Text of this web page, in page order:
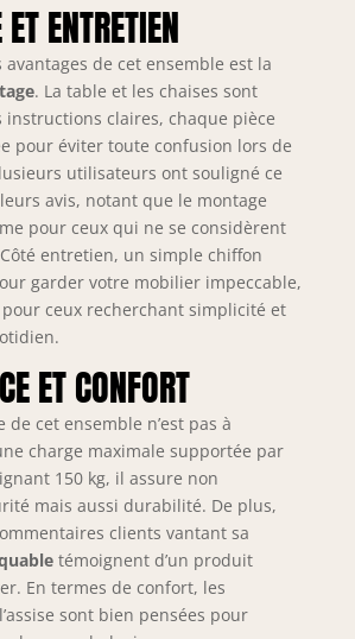
antidérapants sous
tous les pieds pour
rendre la table et
la chaise plus
stables. 🍷
【Convient pour
une famille】Ce lot
de table comprend
une table carrée et
quatre chaises qui
répondent à la
plupart des
aliments et de la
vaisselle et
conviennent très
bien à un usage
familial. 🍷
【Apparence
simple】 Le design
de cette vaisselle
est moderne et
simple, et le
design de couleur
ENTRETIEN
avantages de cet ensemble est la
. La table et les chaises sont
instructions claires, chaque pièce
pour éviter toute confusion lors de
utilisateurs ont souligné ce
avis, notant que le montage
pour ceux qui ne se considèrent
entretien, un simple chiffon
garder votre mobilier impeccable,
ceux recherchant simplicité et
ET CONFORT
de cet ensemble n’est pas à
charge maximale supportée par
150 kg, il assure non
mais aussi durabilité. De plus,
clients vantant sa
témoignent d’un produit
En termes de confort, les
sont bien pensées pour